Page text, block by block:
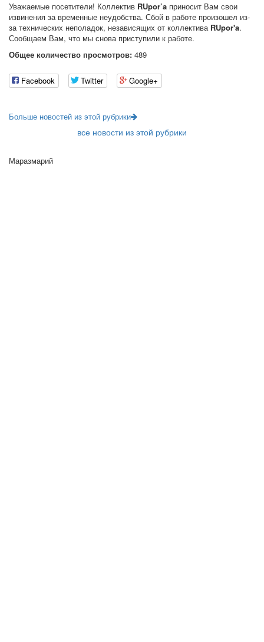
Уважаемые посетители! Коллектив RUpor’a приносит Вам свои
извинения за временные неудобства. Сбой в работе произошел из-
за технических неполадок, независящих от коллектива RUpor'a.
Сообщаем Вам, что мы снова приступили к работе.
Общее количество просмотров: 489
Facebook Twitter Google+
Больше новостей из этой рубрики
все новости из этой рубрики
Маразмарий